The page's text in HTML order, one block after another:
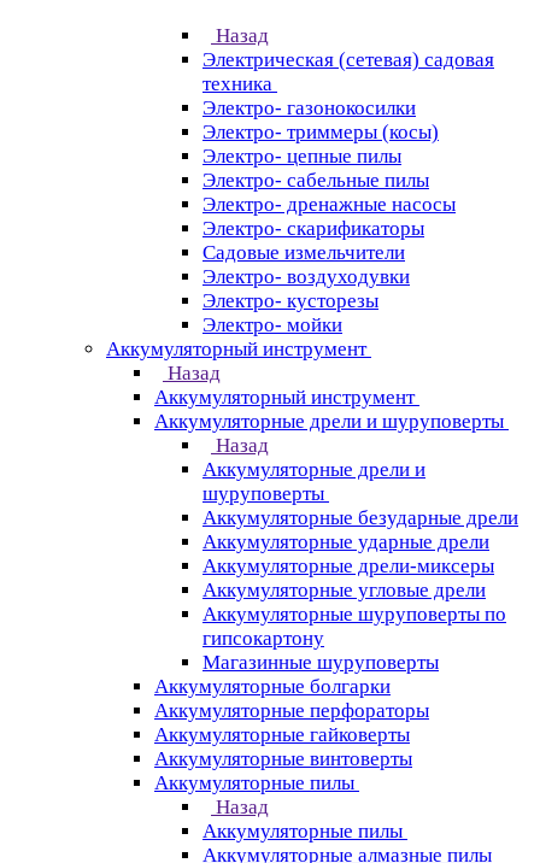
Назад
Электрическая (сетевая) садовая
техника
Электро- газонокосилки
Электро- триммеры (косы)
Электро- цепные пилы
Электро- сабельные пилы
Электро- дренажные насосы
Электро- скарификаторы
Садовые измельчители
Электро- воздуходувки
Электро- кусторезы
Электро- мойки
Аккумуляторный инструмент
Назад
Аккумуляторный инструмент
Аккумуляторные дрели и шуруповерты
Назад
Аккумуляторные дрели и
шуруповерты
Аккумуляторные безударные дрели
Аккумуляторные ударные дрели
Аккумуляторные дрели-миксеры
Аккумуляторные угловые дрели
Аккумуляторные шуруповерты по
гипсокартону
Магазинные шуруповерты
Аккумуляторные болгарки
Аккумуляторные перфораторы
Аккумуляторные гайковерты
Аккумуляторные винтоверты
Аккумуляторные пилы
Назад
Аккумуляторные пилы
Аккумуляторные алмазные пилы